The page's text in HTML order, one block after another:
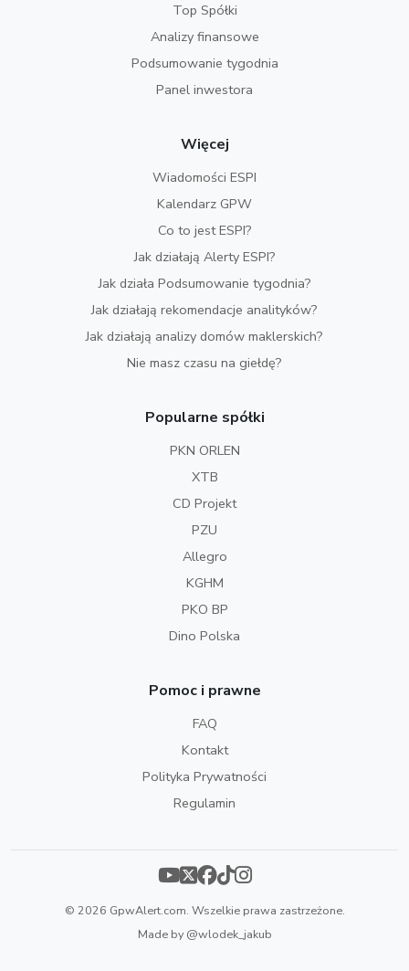
Top Spółki
Analizy finansowe
Podsumowanie tygodnia
Panel inwestora
Więcej
Wiadomości ESPI
Kalendarz GPW
Co to jest ESPI?
Jak działają Alerty ESPI?
Jak działa Podsumowanie tygodnia?
Jak działają rekomendacje analityków?
Jak działają analizy domów maklerskich?
Nie masz czasu na giełdę?
Popularne spółki
PKN ORLEN
XTB
CD Projekt
PZU
Allegro
KGHM
PKO BP
Dino Polska
Pomoc i prawne
FAQ
Kontakt
Polityka Prywatności
Regulamin
© 2026 GpwAlert.com. Wszelkie prawa zastrzeżone.
Made by@wlodek_jakub